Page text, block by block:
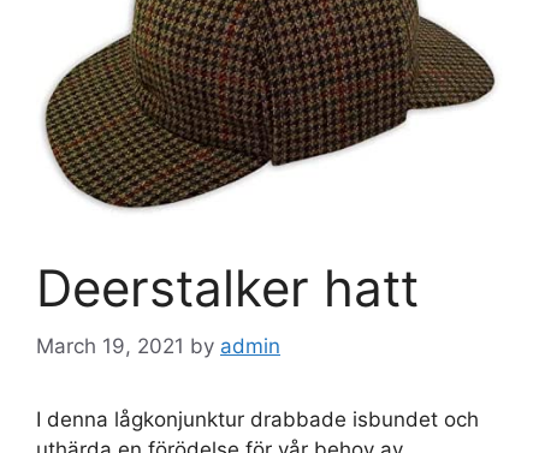
Deerstalker hatt
March 19, 2021 by admin
I denna lågkonjunktur drabbade isbundet och